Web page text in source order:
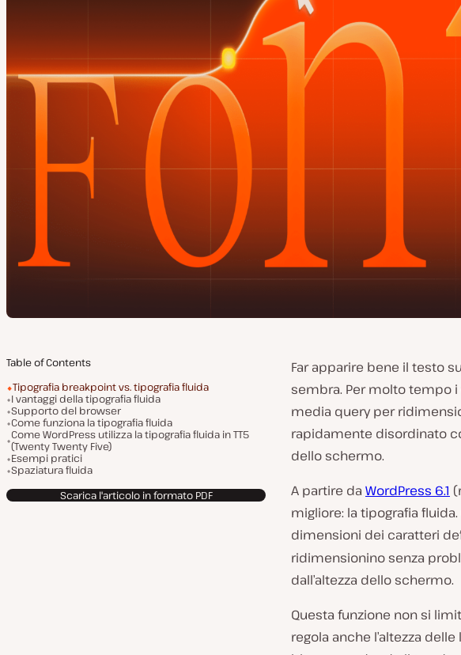
Table of Contents
Tipografia breakpoint vs. tipografia fluida
I vantaggi della tipografia fluida
Supporto del browser
Come funziona la tipografia fluida
Come WordPress utilizza la tipografia fluida in TT5
(Twenty Twenty Five)
Esempi pratici
Spaziatura fluida
Scarica l'articolo in formato PDF
Far apparire bene il testo
sembra. Per molto tempo
media query per
rapidamente disordinato
dello schermo.
A partire da WordPress 6.1
migliore: la tipografia
dimensioni dei caratteri
ridimensionino senza
dall’altezza dello schermo.
Questa funzione non si
regola anche l’altezza